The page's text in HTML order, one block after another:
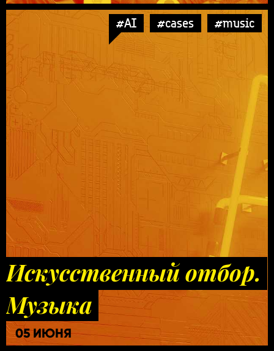
#AI #cases #music
Искусственный отбор.
Музыка
05 ИЮНЯ